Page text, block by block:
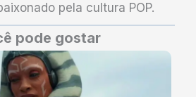
pela cultura POP.
pode gostar